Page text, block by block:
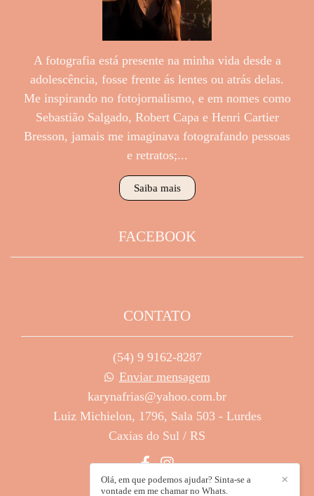
A fotografia está presente na minha vida desde a
adolescência, fosse frente ás lentes ou atrás delas.
Me inspirando no fotojornalismo, e em nomes como
Sebastião Salgado, Robert Capa e Henri Cartier
Bresson, jamais me imaginava fotografando pessoas
e retratos;...
Saiba mais
FACEBOOK
CONTATO
(54) 9 9162-8287
Enviar mensagem
karynafrias@yahoo.com.br
Luiz Michielon, 1796, Sala 503 - Lurdes
Caxias do Sul / RS
✕
Olá, em que podemos ajudar? Sinta-se a
vontade em me chamar no Whats.